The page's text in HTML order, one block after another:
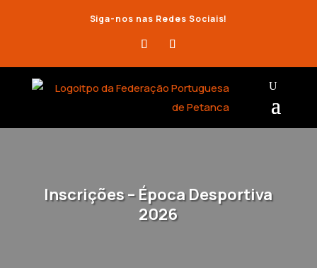
Siga-nos nas Redes Sociais!
Inscrições – Época Desportiva
2026